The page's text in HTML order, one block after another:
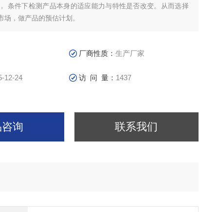
条件下检测产品本身的适应能力与特性是否改变。从而选择
场，做产品的预估计划。
厂商性质：生产厂家
12-24 访 问 量： 1437
询 联系我们